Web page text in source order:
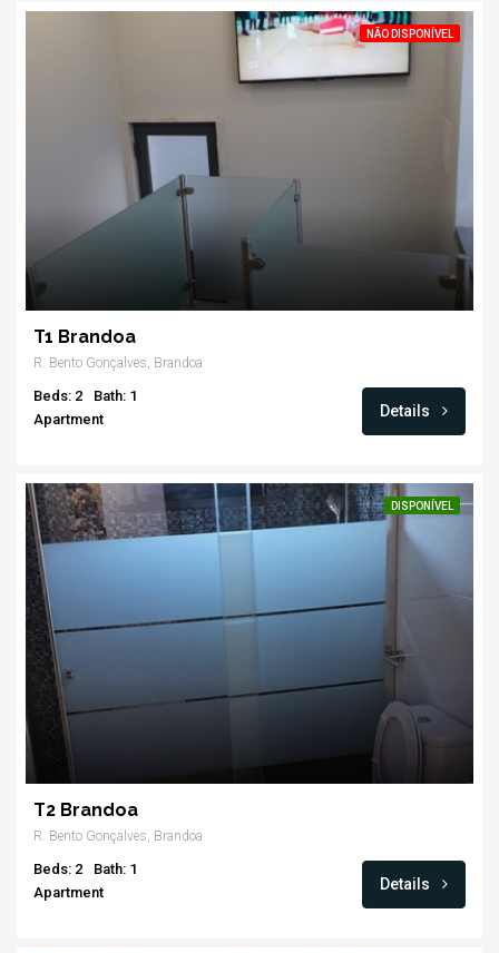
NÃO DISPONÍVEL
T1 Brandoa
R. Bento Gonçalves, Brandoa
Beds: 2
Bath: 1
Apartment
Details
DISPONÍVEL
T2 Brandoa
R. Bento Gonçalves, Brandoa
Beds: 2
Bath: 1
Apartment
Details